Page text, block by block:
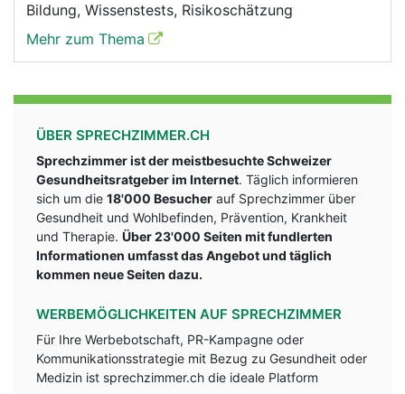
Bildung, Wissenstests, Risikoschätzung
Mehr zum Thema
ÜBER SPRECHZIMMER.CH
Sprechzimmer ist der meistbesuchte Schweizer
Gesundheitsratgeber im Internet. Täglich informieren
sich um die 18'000 Besucher auf Sprechzimmer über
Gesundheit und Wohlbefinden, Prävention, Krankheit
und Therapie. Über 23'000 Seiten mit fundlerten
Informationen umfasst das Angebot und täglich
kommen neue Seiten dazu.
WERBEMÖGLICHKEITEN AUF SPRECHZIMMER
Für Ihre Werbebotschaft, PR-Kampagne oder
Kommunikationsstrategie mit Bezug zu Gesundheit oder
Medizin ist sprechzimmer.ch die ideale Platform